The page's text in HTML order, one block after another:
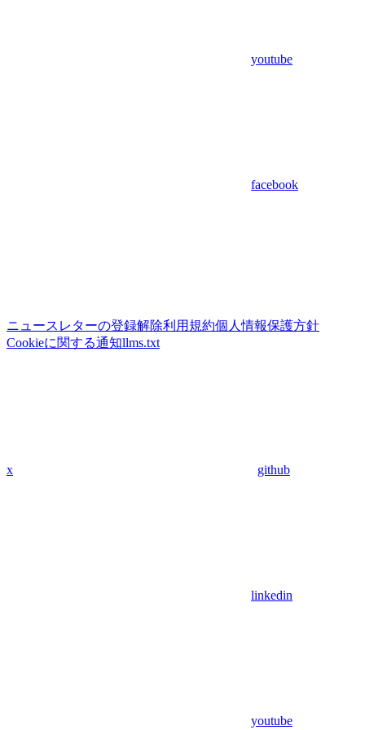
youtube
facebook
ニュースレターの登録解除利用規約個人情報保護方針
Cookieに関する通知llms.txt
x github
linkedin
youtube